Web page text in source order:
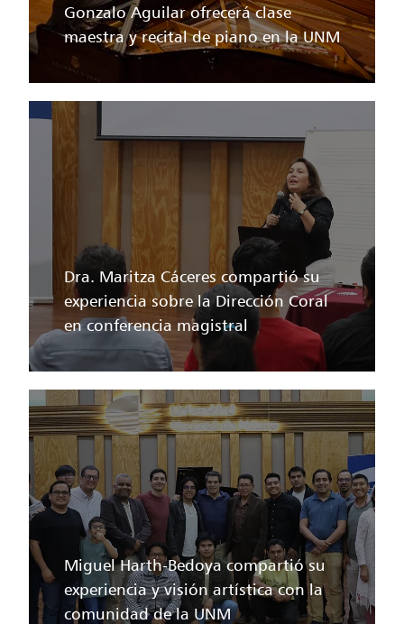
Gonzalo Aguilar ofrecerá clase
maestra y recital de piano en la UNM
Dra. Maritza Cáceres compartió su
experiencia sobre la Dirección Coral
en conferencia magistral
Miguel Harth-Bedoya compartió su
experiencia y visión artística con la
comunidad de la UNM